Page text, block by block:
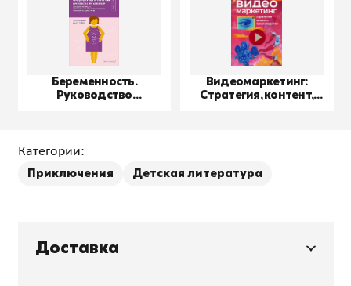
Беременность.
Руководство
Видеомаркетинг:
Стратегия, контент,
Категории:
Приключения Детская литература
Доставка